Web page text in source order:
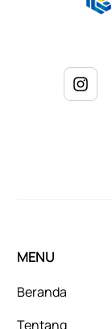
MENU
Beranda
Tentang